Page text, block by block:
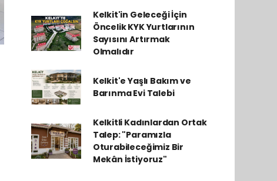
Kelkit'in Geleceği İçin
Öncelik KYK Yurtlarının
Sayısını Artırmak
Olmalıdır
Kelkit'e Yaşlı Bakım ve
Barınma Evi Talebi
Kelkitli Kadınlardan Ortak
Talep: "Paramızla
Oturabileceğimiz Bir
Mekân İstiyoruz"